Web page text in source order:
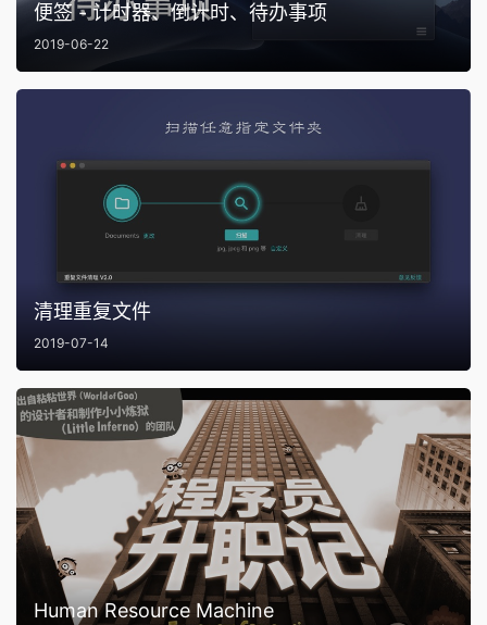
便签 - 计时器、倒计时、待办事项
2019-06-22
清理重复文件
2019-07-14
Human Resource Machine